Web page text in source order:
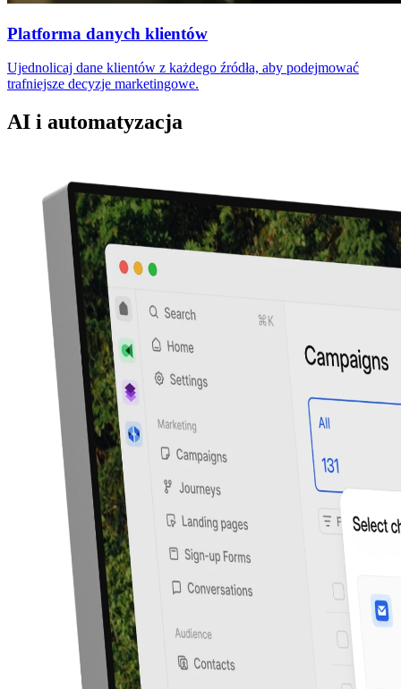
Platforma danych klientów
Ujednolicaj dane klientów z każdego źródła, aby podejmować
trafniejsze decyzje marketingowe.
AI i automatyzacja